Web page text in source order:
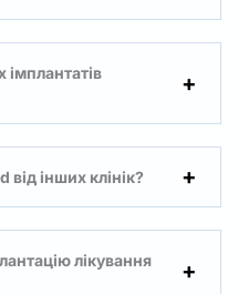
імплантатів
від інших клінік?
лікування